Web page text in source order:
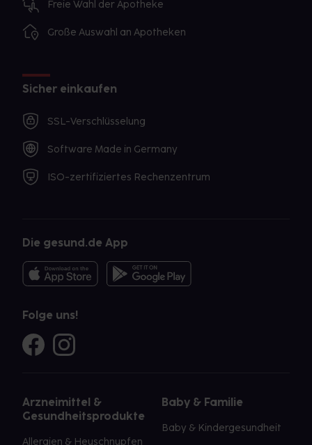
Freie Wahl der Apotheke
Große Auswahl an Apotheken
Sicher einkaufen
SSL-Verschlüsselung
Software Made in Germany
ISO-zertifiziertes Rechenzentrum
Die gesund.de App
Folge uns!
Arzneimittel &
Gesundheitsprodukte
Allergien & Heuschnupfen
Baby & Familie
Baby & Kindergesundheit